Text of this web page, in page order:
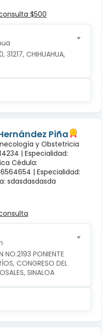
$500
31217, CHIHUAHUA,
Piña
y Obstetricia
| Especialidad:
Cédula:
| Especialidad:
sdasdasdasda
NO.2193 PONIENTE
CONGRESO DEL
SINALOA